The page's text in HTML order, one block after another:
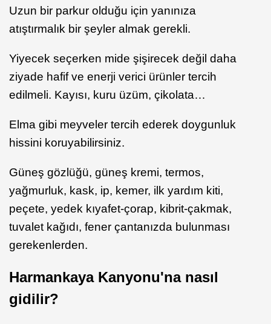
Uzun bir parkur olduğu için yanınıza
atıştırmalık bir şeyler almak gerekli.
Yiyecek seçerken mide şişirecek değil daha
ziyade hafif ve enerji verici ürünler tercih
edilmeli. Kayısı, kuru üzüm, çikolata…
Elma gibi meyveler tercih ederek doygunluk
hissini koruyabilirsiniz.
Güneş gözlüğü, güneş kremi, termos,
yağmurluk, kask, ip, kemer, ilk yardım kiti,
peçete, yedek kıyafet-çorap, kibrit-çakmak,
tuvalet kağıdı, fener çantanızda bulunması
gerekenlerden.
Harmankaya Kanyonu'na nasıl
gidilir?